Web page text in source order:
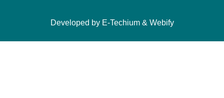
Developed by E-Techium& Webify